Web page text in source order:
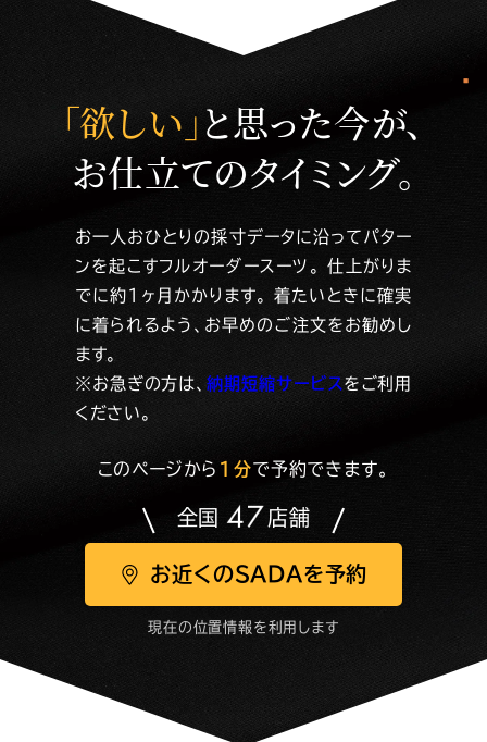
「欲しい」と思った今が、
お仕立てのタイミング。
お一人おひとりの採寸データに沿ってパター
ンを起こすフルオーダースーツ。
仕上がりま
でに約1ヶ月かかります。
着たいときに確実
に着られるよう、お早めのご注文をお勧めし
ます。
※お急ぎの方は、納期短縮サービス をご利用
ください。
このページから 1分で予約できます。
全国 47 店舗
お近くのSADAを予約
現在の位置情報を利用します